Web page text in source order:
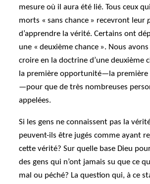
mesure où il aura été lié. Tous ceux
morts « sans chance » recevront leur
d’apprendre la vérité. Certains ont
une « deuxième chance ». Nous
croire en la doctrine d’une deuxième
la première opportunité—la première
—pour que de très nombreuses
appelées.
Si les gens ne connaissent pas la
peuvent-ils être jugés comme ayant
cette vérité? Sur quelle base Dieu
des gens qui n’ont jamais su que ce
mal ou péché? La question qui, à ce